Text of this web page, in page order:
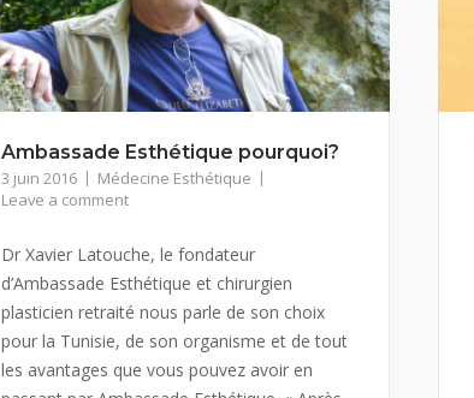
Ambassade Esthétique pourquoi?
3 juin 2016
Médecine Esthétique
Leave a comment
Dr Xavier Latouche, le fondateur
d’Ambassade Esthétique et chirurgien
plasticien retraité nous parle de son choix
pour la Tunisie, de son organisme et de tout
les avantages que vous pouvez avoir en